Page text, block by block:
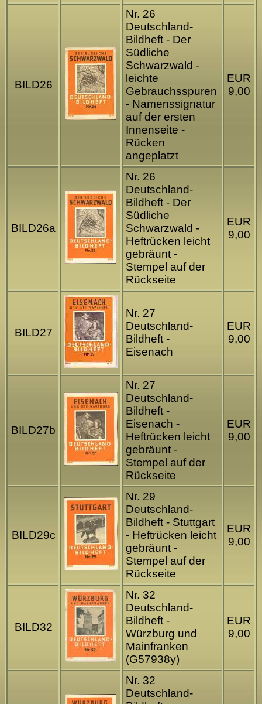
BILD26
Nr. 26
Deutschland-
Bildheft - Der
Südliche
Schwarzwald -
leichte
Gebrauchsspuren
- Namenssignatur
auf der ersten
Innenseite -
Rücken
angeplatzt
EUR
9,00
BILD26a
Nr. 26
Deutschland-
Bildheft - Der
Südliche
Schwarzwald -
Heftrücken leicht
gebräunt -
Stempel auf der
Rückseite
EUR
9,00
BILD27
Nr. 27
Deutschland-
Bildheft -
Eisenach
EUR
9,00
BILD27b
Nr. 27
Deutschland-
Bildheft -
Eisenach -
Heftrücken leicht
gebräunt -
Stempel auf der
Rückseite
EUR
9,00
BILD29c
Nr. 29
Deutschland-
Bildheft - Stuttgart
- Heftrücken leicht
gebräunt -
Stempel auf der
Rückseite
EUR
9,00
BILD32
Nr. 32
Deutschland-
Bildheft -
Würzburg und
Mainfranken
(G57938y)
EUR
9,00
Nr. 32
Deutschland-